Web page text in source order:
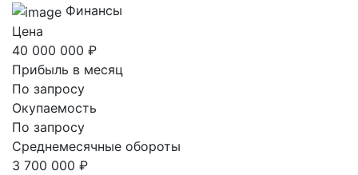
Финансы
Цена
40 000 000 ₽
Прибыль в месяц
По запросу
Окупаемость
По запросу
Среднемесячные обороты
3 700 000 ₽